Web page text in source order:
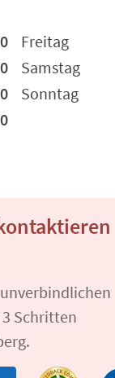
Freitag
Samstag
Sonntag
Schritten